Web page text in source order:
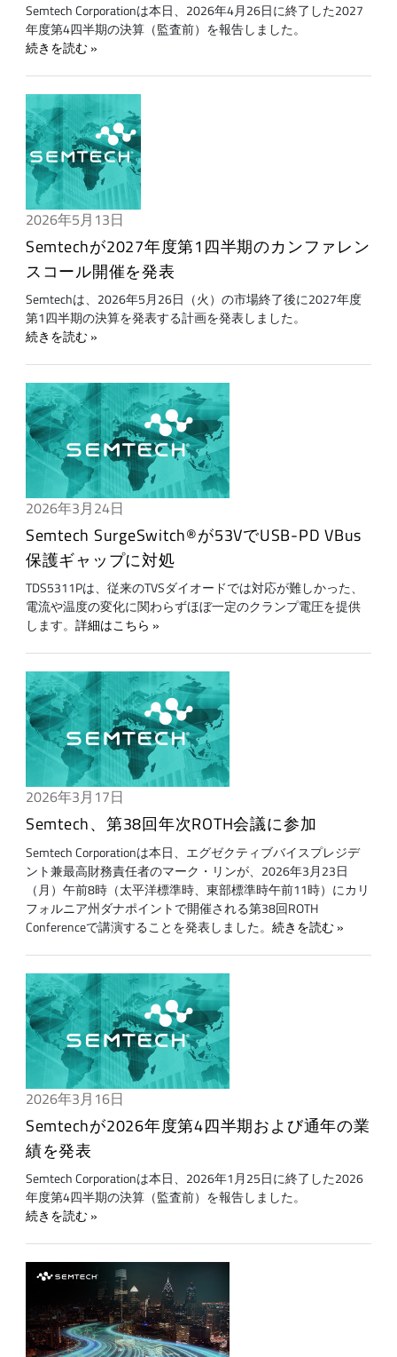
Semtech Corporationは本日、2026年4月26日に終了した2027
年度第4四半期の決算（監査前）を報告しました。
続きを読む
2026年5月13日
Semtechが2027年度第1四半期のカンファレン
スコール開催を発表
Semtechは、2026年5月26日（火）の市場終了後に2027年度
第1四半期の決算を発表する計画を発表しました。
続きを読む
2026年3月24日
Semtech SurgeSwitch®が53VでUSB-PD VBus
保護ギャップに対処
TDS5311Pは、従来のTVSダイオードでは対応が難しかった、
電流や温度の変化に関わらずほぼ一定のクランプ電圧を提供
します。 詳細はこちら
2026年3月17日
Semtech、第38回年次ROTH会議に参加
Semtech Corporationは本日、エグゼクティブバイスプレジデ
ント兼最高財務責任者のマーク・リンが、2026年3月23日
（月）午前8時（太平洋標準時、東部標準時午前11時）にカリ
フォルニア州ダナポイントで開催される第38回ROTH
Conferenceで講演することを発表しました。 続きを読む
2026年3月16日
Semtechが2026年度第4四半期および通年の業
績を発表
Semtech Corporationは本日、2026年1月25日に終了した2026
年度第4四半期の決算（監査前）を報告しました。
続きを読む